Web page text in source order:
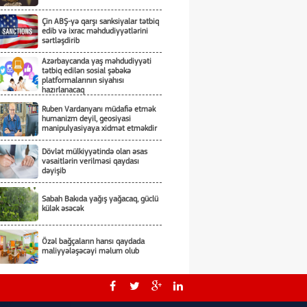
Çin ABŞ-yə qarşı sanksiyalar tətbiq
edib və ixrac məhdudiyyətlərini
sərtləşdirib
Azərbaycanda yaş məhdudiyyəti
tətbiq edilən sosial şəbəkə
platformalarının siyahısı
hazırlanacaq
Ruben Vardanyanı müdafiə etmək
humanizm deyil, geosiyasi
manipulyasiyaya xidmət etməkdir
Dövlət mülkiyyətində olan əsas
vəsaitlərin verilməsi qaydası
dəyişib
Sabah Bakıda yağış yağacaq, güclü
külək əsəcək
Özəl bağçaların hansı qaydada
maliyyələşəcəyi məlum olub
Rusiya Kiyevə hücumda kasetli
döyüş sursatlarından istifadə edib